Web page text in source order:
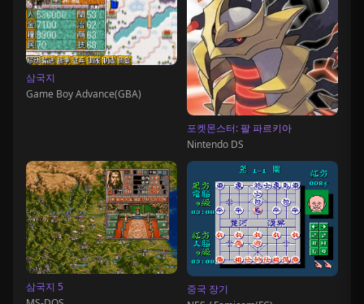
삼국지
Game Boy Advance(GBA)
포켓몬스터: 팔 파르키아
Nintendo DS
삼국지 5
중국 장기